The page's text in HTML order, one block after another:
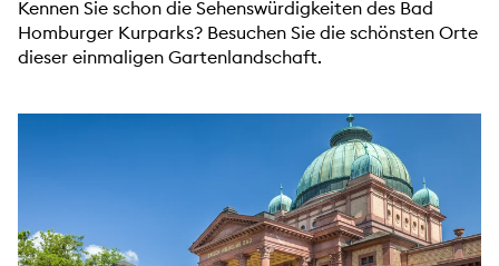
Kennen Sie schon die Sehenswürdigkeiten des Bad
Homburger Kurparks? Besuchen Sie die schönsten Orte
dieser einmaligen Gartenlandschaft.